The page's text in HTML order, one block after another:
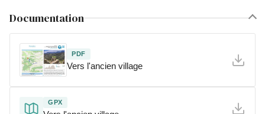
Documentation
PDF
Vers l'ancien village
GPX